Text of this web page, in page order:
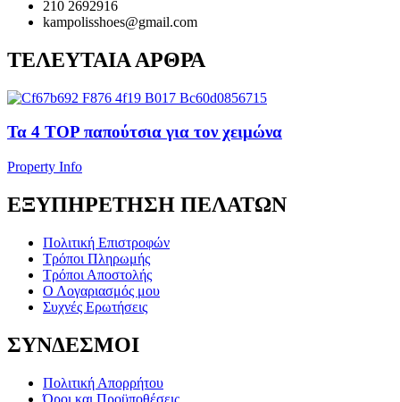
210 2692916
kampolisshoes@gmail.com
ΤΕΛΕΥΤΑΙΑ ΑΡΘΡΑ
Τα 4 TOP παπούτσια για τον χειμώνα
Property Info
ΕΞΥΠΗΡΕΤΗΣΗ ΠΕΛΑΤΩΝ
Πολιτική Επιστροφών
Τρόποι Πληρωμής
Τρόποι Αποστολής
Ο Λογαριασμός μου
Συχνές Ερωτήσεις
ΣΥΝΔΕΣΜΟΙ
Πολιτική Απορρήτου
Όροι και Προϋποθέσεις